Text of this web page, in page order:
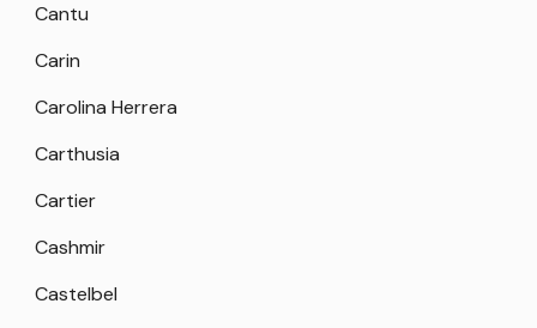
Cantu
Carin
Carolina Herrera
Carthusia
Cartier
Cashmir
Castelbel